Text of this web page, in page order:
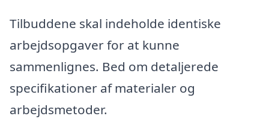
Tilbuddene skal indeholde identiske
arbejdsopgaver for at kunne
sammenlignes. Bed om detaljerede
specifikationer af materialer og
arbejdsmetoder.